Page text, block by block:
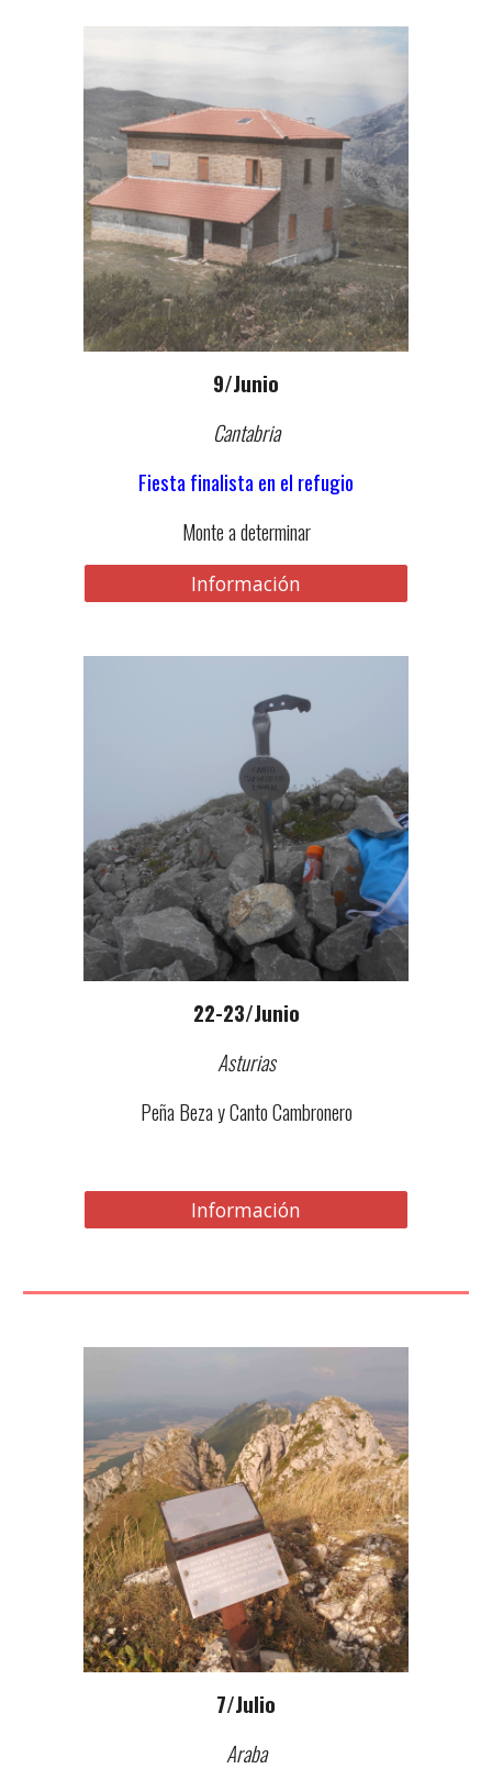
9/Junio
Cantabria
Fiesta finalista en el refugio
Monte a determinar
Información
22-23/Junio
Asturias
Peña Beza y Canto Cambronero
Información
7/Julio
Araba